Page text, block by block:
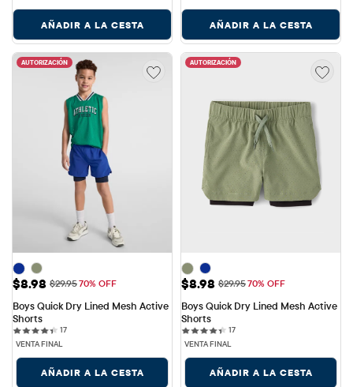
AÑADIR A LA CESTA AÑADIR A LA CESTA
AUTORIZACIÓN
Precio de venta: $8.98
$8.98 Precio original: $29.95
$29.9570% OFF
Boys Quick Dry Lined Mesh Active
Shorts
1717 reviews
VENTA FINAL
AÑADIR A LA CESTA
AUTORIZACIÓN
Precio de venta: $8.98
$8.98 Precio original: $29.95
$29.9570% OFF
Boys Quick Dry Lined Mesh Active
Shorts
1717 reviews
VENTA FINAL
AÑADIR A LA CESTA